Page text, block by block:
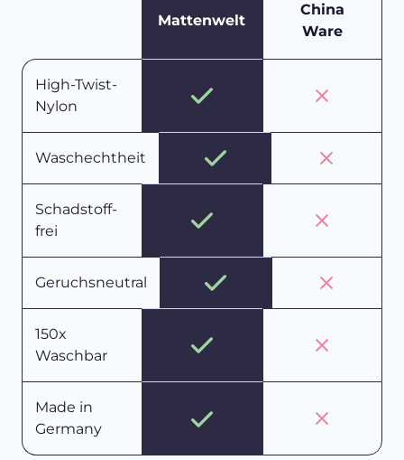
Mattenwelt
China
Ware
High-Twist-
Nylon
Waschechtheit
Schadstoff-
frei
Geruchsneutral
150x
Waschbar
Made in
Germany